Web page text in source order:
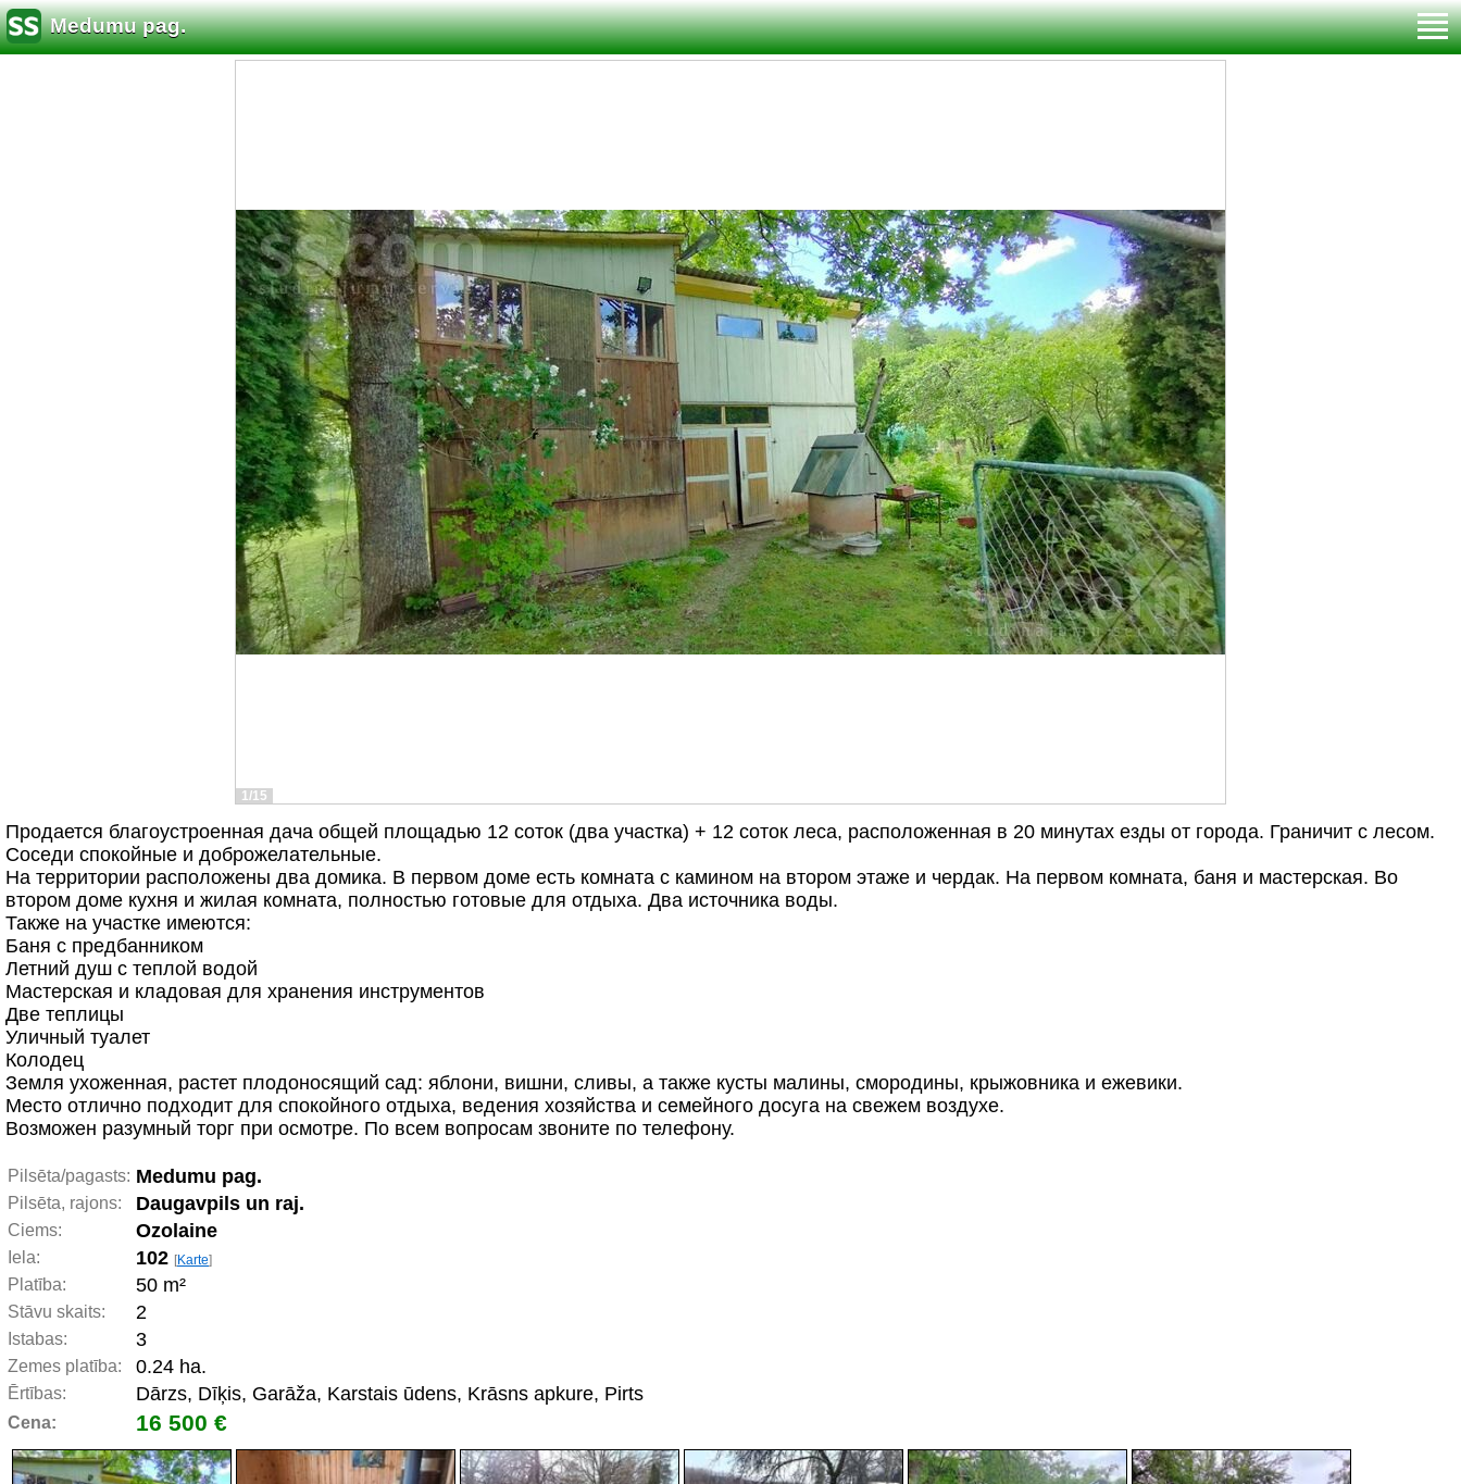
Medumu pag.
1/15
Продается благоустроенная дача общей площадью 12 соток (два участка) + 12 соток леса, расположенная в 20 минутах езды от города. Граничит с лесом.
Соседи спокойные и доброжелательные.
На территории расположены два домика. В первом доме есть комната с камином на втором этаже и чердак. На первом комната, баня и мастерская. Во
втором доме кухня и жилая комната, полностью готовые для отдыха. Два источника воды.
Также на участке имеются:
Баня с предбанником
Летний душ с теплой водой
Мастерская и кладовая для хранения инструментов
Две теплицы
Уличный туалет
Колодец
Земля ухоженная, растет плодоносящий сад: яблони, вишни, сливы, а также кусты малины, смородины, крыжовника и ежевики.
Место отлично подходит для спокойного отдыха, ведения хозяйства и семейного досуга на свежем воздухе.
Bозможен разумный торг при осмотре. По всем вопросам звоните по телефону.
Pilsēta/pagasts: Medumu pag.
Pilsēta, rajons: Daugavpils un raj.
Ciems: Ozolaine
Iela: 102 [Karte]
Platība: 50 m²
Stāvu skaits: 2
Istabas: 3
Zemes platība: 0.24 ha.
Ērtības: Dārzs, Dīķis, Garāža, Karstais ūdens, Krāsns apkure, Pirts
Cena: 16 500 €